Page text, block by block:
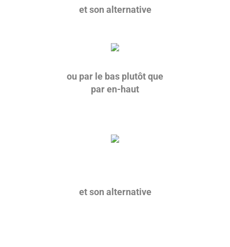
et son alternative
ou par le bas plutôt que
par en-haut
et son alternative